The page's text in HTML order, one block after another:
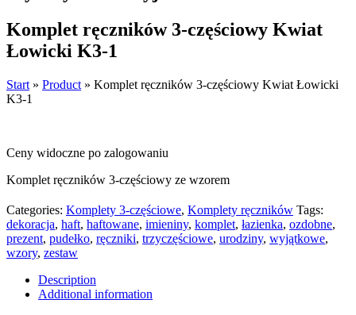
Komplet ręczników 3-częściowy Kwiat
Łowicki K3-1
Start » Product » Komplet ręczników 3-częściowy Kwiat Łowicki
K3-1
Ceny widoczne po zalogowaniu
Komplet ręczników 3-częściowy ze wzorem
Categories: Komplety 3-częściowe, Komplety ręczników Tags:
dekoracja, haft, haftowane, imieniny, komplet, łazienka, ozdobne,
prezent, pudełko, ręczniki, trzyczęściowe, urodziny, wyjątkowe,
wzory, zestaw
Description
Additional information